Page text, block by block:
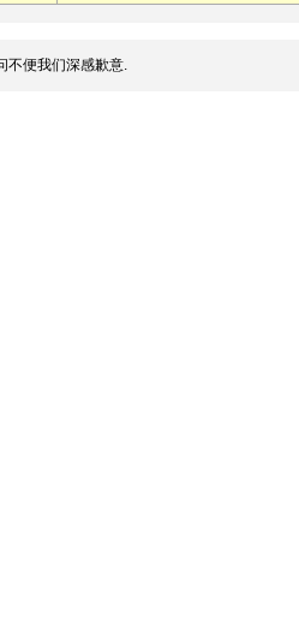
不便我们深感歉意.